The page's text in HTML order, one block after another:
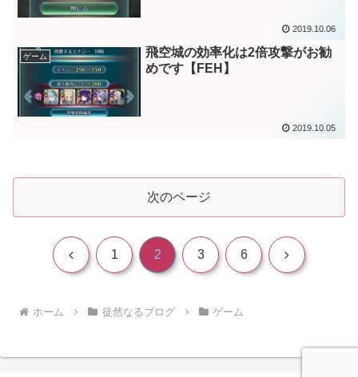
2019.10.06
ゲーム
飛空城の効率化は2倍攻撃がお勧
めです【FEH】
2019.10.05
次のページ
前 1 2 3 6 次
ホーム 徒然なるブログ ゲーム